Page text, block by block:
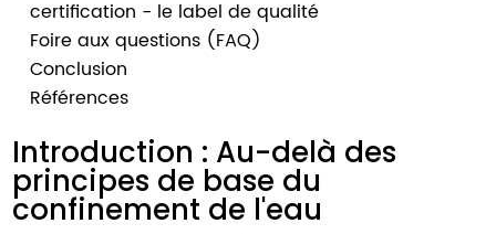
certification - le label de qualité
Foire aux questions (FAQ)
Conclusion
Références
Introduction : Au-delà des
principes de base du
confinement de l'eau